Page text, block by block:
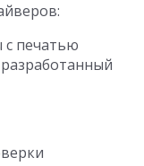
c печатью
разработанный